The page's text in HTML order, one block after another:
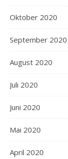
Oktober 2020
September 2020
August 2020
Juli 2020
Juni 2020
Mai 2020
April 2020